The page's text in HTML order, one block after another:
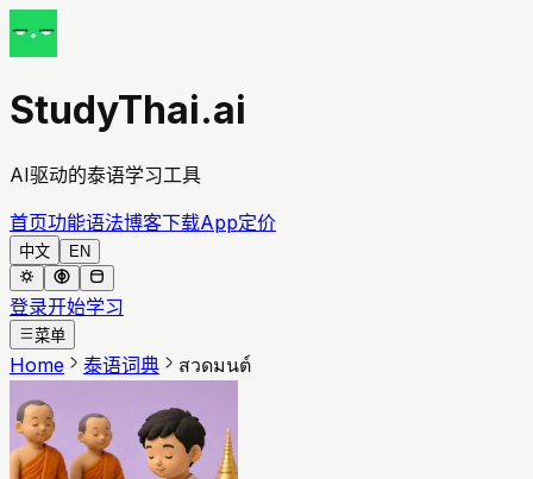
StudyThai.ai
AI驱动的泰语学习工具
首页功能语法博客下载App定价
中文 EN
登录开始学习
菜单
Home 泰语词典 สวดมนต์